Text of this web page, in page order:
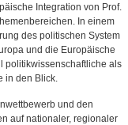
Integration von Prof.
In einem
des politischen System
und die Europäische
politikwissenschaftliche als
in den Blick.
und den
auf nationaler, regionaler